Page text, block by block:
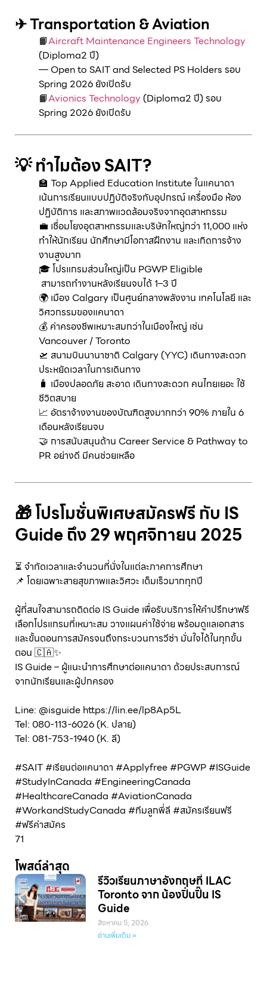
✈ Transportation & Aviation
📙Aircraft Maintenance Engineers Technology
(Diploma2 ปี)
— Open to SAIT and Selected PS Holders รอบ
Spring 2026 ยังเปิดรับ
📙Avionics Technology (Diploma2 ปี) รอบ
Spring 2026 ยังเปิดรับ
💡 ทำไมต้อง SAIT?
🏫 Top Applied Education Institute ในแคนาดา
เน้นการเรียนแบบปฏิบัติจริงกับอุปกรณ์ เครื่องมือ ห้อง
ปฏิบัติการ และสภาพแวดล้อมจริงจากอุตสาหกรรม
💼 เชื่อมโยงอุตสาหกรรมและบริษัทใหญ่กว่า 11,000 แห่ง
ทำให้นักเรียน นักศึกษามีโอกาสฝึกงาน และเกิดการจ้าง
งานสูงมาก
🎓 โปรแกรมส่วนใหญ่เป็น PGWP Eligible
สามารถทำงานหลังเรียนจบได้ 1–3 ปี
🌍 เมือง Calgary เป็นศูนย์กลางพลังงาน เทคโนโลยี และ
วิศวกรรมของแคนาดา
💰 ค่าครองชีพเหมาะสมกว่าในเมืองใหญ่ เช่น
Vancouver / Toronto
🛫 สนามบินนานาชาติ Calgary (YYC) เดินทางสะดวก
ประหยัดเวลาในการเดินทาง
🧳 เมืองปลอดภัย สะอาด เดินทางสะดวก คนไทยเยอะ ใช้
ชีวิตสบาย
📈 อัตราจ้างงานของบัณฑิตสูงมากกว่า 90% ภายใน 6
เดือนหลังเรียนจบ
🤝 การสนับสนุนด้าน Career Service & Pathway to
PR อย่างดี มีคนช่วยเหลือ
🎁 โปรโมชั่นพิเศษสมัครฟรี กับ IS
Guide ถึง 29 พฤศจิกายน 2025
⏳ จำกัดเวลาและจำนวนที่นั่งในแต่ละภาคการศึกษา
📌 โดยเฉพาะสายสุขภาพและวิศวะ เต็มเร็วมากทุกปี
ผู้ที่สนใจสามารถติดต่อ IS Guide เพื่อรับบริการให้คำปรึกษาฟรี
เลือกโปรแกรมที่เหมาะสม วางแผนค่าใช้จ่าย พร้อมดูแลเอกสาร
และขั้นตอนการสมัครจนถึงกระบวนการวีซ่า มั่นใจได้ในทุกขั้น
ตอน 🇨🇦✨
IS Guide – ผู้แนะนำการศึกษาต่อแคนาดา ด้วยประสบการณ์
จากนักเรียนและผู้ปกครอง
Line: @isguide https://lin.ee/lp8Ap5L
Tel: 080-113-6026 (K. ปลาย)
Tel: 081-753-1940 (K. ลี)
#SAIT #เรียนต่อแคนาดา #Applyfree #PGWP #ISGuide
#StudyInCanada #EngineeringCanada
#HealthcareCanada #AviationCanada
#WorkandStudyCanada #ทีมลูกพี่ลี #สมัครเรียนฟรี
#ฟรีค่าสมัคร
71
โพสต์ล่าสุด
รีวิวเรียนภาษาอังกฤษที่ ILAC
Toronto จาก น้องปิ่นปิ๊น IS
Guide
สิงหาคม 5, 2026
อ่านเพิ่มเติม »